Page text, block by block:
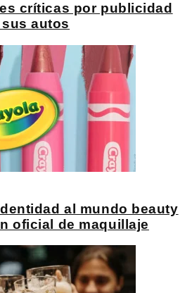
críticas por publicidad
autos
al mundo beauty
oficial de maquillaje